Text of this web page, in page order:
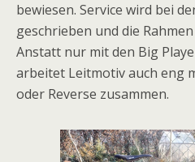
bewiesen. Service wird bei
geschrieben und die
Anstatt nur mit den Big
arbeitet Leitmotiv auch eng
oder Reverse zusammen.